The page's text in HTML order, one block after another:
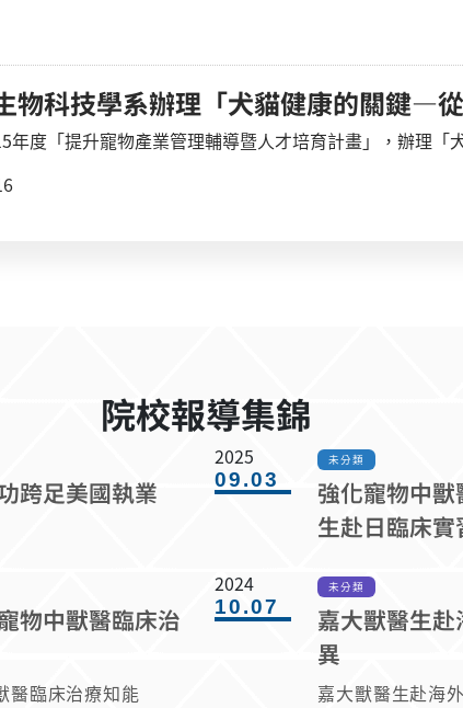
年度「提升寵物產業管理輔導暨人才培育計畫」，辦理
與動物福祉，亦歡迎對相關議題有興趣之一般民眾及學生報名參加。 課
院校報導集錦
跨足美國執業
2025
09.03
未分類
強化寵物中
生赴日臨床實
物中獸醫臨床治
醫臨床治療知能
2024
10.07
未分類
嘉大獸醫生
異
嘉大獸醫生赴海